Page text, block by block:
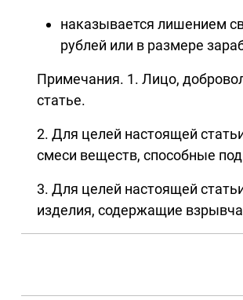
наказывается лишением
рублей или в размере
Примечания. 1. Лицо,
статье.
2. Для целей настоящей
смеси веществ, способные
3. Для целей настоящей
изделия, содержащие